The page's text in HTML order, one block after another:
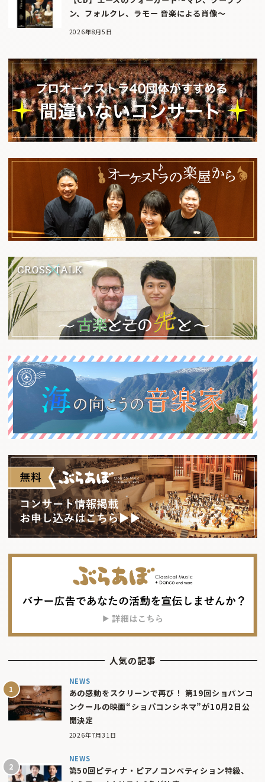
ン、フォルクレ、ラモー 音楽による肖像～
2026年8月5日
人気の記事
NEWS
あの感動をスクリーンで再び！ 第19回ショパンコ
ンクールの映画“ショパコンシネマ”が10月2日公
開決定
2026年7月31日
NEWS
第50回ピティナ・ピアノコンペティション特級、